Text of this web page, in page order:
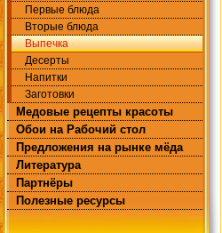
Первые блюда
Вторые блюда
Выпечка
Десерты
Напитки
Заготовки
Медовые рецепты красоты
Обои на Рабочий стол
Предложения на рынке мёда
Литература
Партнёры
Полезные ресурсы